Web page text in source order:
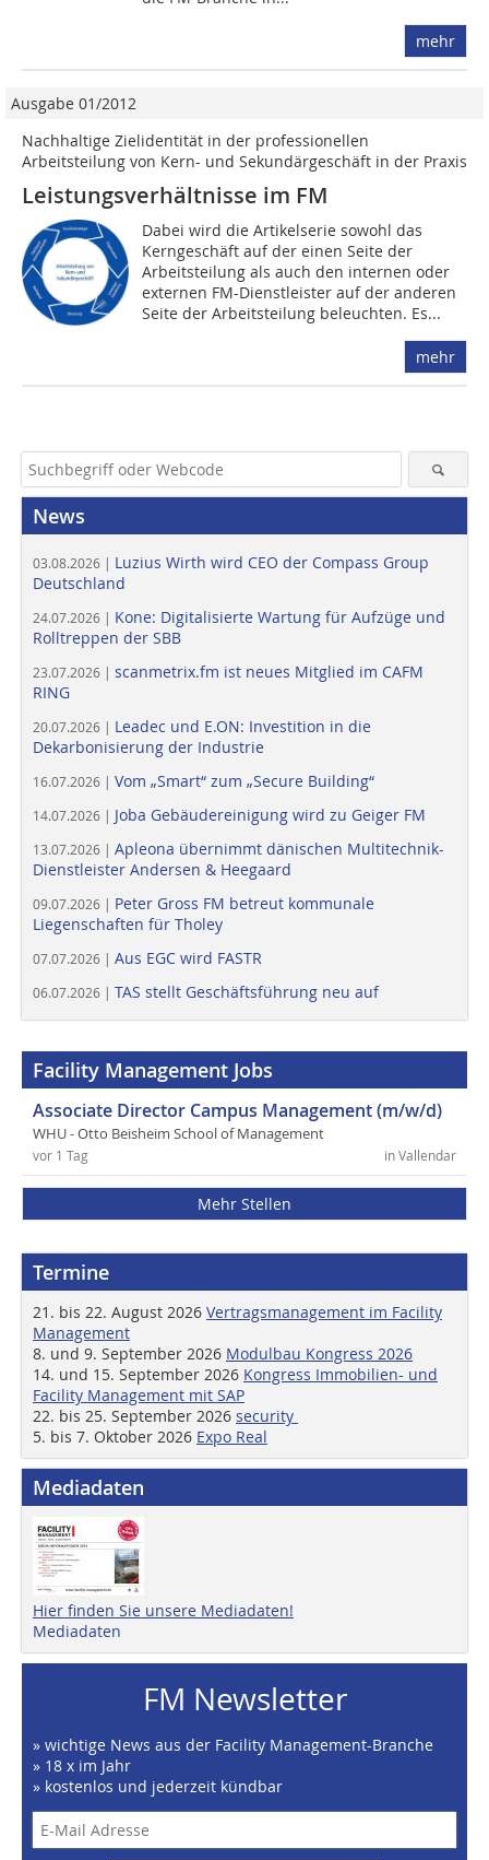
mehr
Ausgabe 01/2012
Nachhaltige Zielidentität in der professionellen
Arbeitsteilung von Kern- und Sekundärgeschäft in der Praxis
Leistungsverhältnisse im FM
Dabei wird die Artikelserie sowohl das
Kerngeschäft auf der einen Seite der
Arbeitsteilung als auch den internen oder
externen FM-Dienstleister auf der anderen
Seite der Arbeitsteilung beleuchten. Es...
mehr
News
03.08.2026 | Luzius Wirth wird CEO der Compass Group
Deutschland
24.07.2026 | Kone: Digitalisierte Wartung für Aufzüge und
Rolltreppen der SBB
23.07.2026 | scanmetrix.fm ist neues Mitglied im CAFM
RING
20.07.2026 | Leadec und E.ON: Investition in die
Dekarbonisierung der Industrie
16.07.2026 | Vom „Smart“ zum „Secure Building“
14.07.2026 | Joba Gebäudereinigung wird zu Geiger FM
13.07.2026 | Apleona übernimmt dänischen Multitechnik-
Dienstleister Andersen & Heegaard
09.07.2026 | Peter Gross FM betreut kommunale
Liegenschaften für Tholey
07.07.2026 | Aus EGC wird FASTR
06.07.2026 | TAS stellt Geschäftsführung neu auf
Facility Management Jobs
Associate Director Campus Management (m/w/d)
WHU - Otto Beisheim School of Management
in Vallendar
vor 1 Tag
Mehr Stellen
Termine
21. bis 22. August 2026 Vertragsmanagement im Facility
Management
8. und 9. September 2026 Modulbau Kongress 2026
14. und 15. September 2026 Kongress Immobilien- und
Facility Management mit SAP
22. bis 25. September 2026 security
5. bis 7. Oktober 2026 Expo Real
Mediadaten
Hier finden Sie unsere Mediadaten!
Mediadaten
FM Newsletter
» wichtige News aus der Facility Management-Branche
» 18 x im Jahr
» kostenlos und jederzeit kündbar